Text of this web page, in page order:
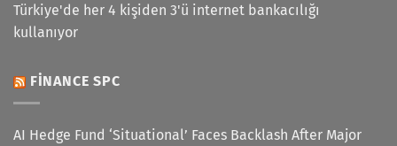
Türkiye'de her 4 kişiden 3'ü internet bankacılığı
kullanıyor
FINANCE SPC
AI Hedge Fund ‘Situational’ Faces Backlash After Major